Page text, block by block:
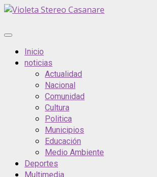
Saltar
contenido
Menú
principalInicio
noticias
Actualidad
Nacional
Comunidad
Cultura
Politica
Municipios
Educación
Medio Ambiente
Deportes
Multimedia